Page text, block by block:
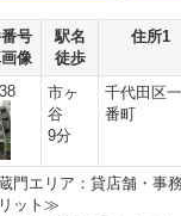
号
像
駅名
徒歩
住所1
市ヶ
谷
9分
千代田区一
番町
蔵門エリア：貸店舗・事務
ット≫